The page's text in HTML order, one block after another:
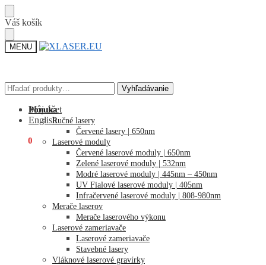
Skip
to
navigation
Skip
to
content
Váš košík
MENU
Hľadať: Vyhľadávanie
Môj účet
English
0
Hľadať: Vyhľadávanie
Ponuka
Ručné lasery
Červené lasery | 650nm
Laserové moduly
Červené laserové moduly | 650nm
Zelené laserové moduly | 532nm
Modré laserové moduly | 445nm – 450nm
UV Fialové laserové moduly | 405nm
Infračervené laserové moduly | 808-980nm
Merače laserov
Merače laserového výkonu
Laserové zameriavače
Laserové zameriavače
Stavebné lasery
Vláknové laserové gravírky